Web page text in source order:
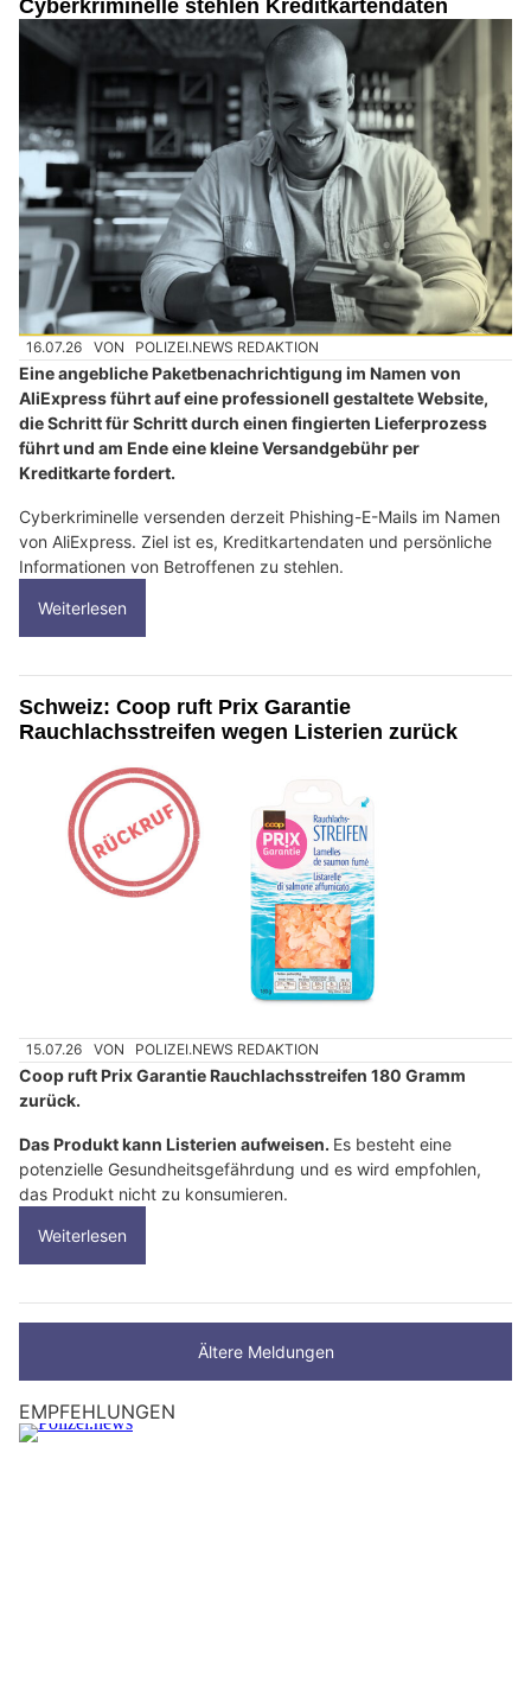
Cyberkriminelle stehlen Kreditkartendaten
16.07.26 VON POLIZEI.NEWS REDAKTION
Eine angebliche Paketbenachrichtigung im Namen von
AliExpress führt auf eine professionell gestaltete Website,
die Schritt für Schritt durch einen fingierten Lieferprozess
führt und am Ende eine kleine Versandgebühr per
Kreditkarte fordert.
Cyberkriminelle versenden derzeit Phishing-E-Mails im Namen
von AliExpress. Ziel ist es, Kreditkartendaten und persönliche
Informationen von Betroffenen zu stehlen.
Weiterlesen
Schweiz: Coop ruft Prix Garantie
Rauchlachsstreifen wegen Listerien zurück
15.07.26 VON POLIZEI.NEWS REDAKTION
Coop ruft Prix Garantie Rauchlachsstreifen 180 Gramm
zurück.
Das Produkt kann Listerien aufweisen. Es besteht eine
potenzielle Gesundheitsgefährdung und es wird empfohlen,
das Produkt nicht zu konsumieren.
Weiterlesen
Ältere Meldungen
EMPFEHLUNGEN